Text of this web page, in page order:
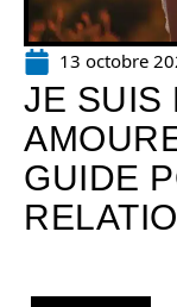
13 octobre
JE SUIS
GUIDE